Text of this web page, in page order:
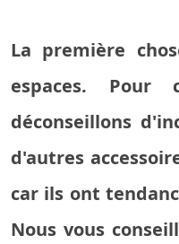
La première
espaces.
déconseillons
d'autres
car ils ont
Nous vous